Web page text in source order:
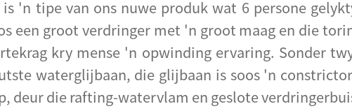
'n tipe van ons nuwe produk wat 6 persone
een groot verdringer met 'n groot maag en die
kry mense 'n opwinding ervaring. Sonder
waterglijbaan, die glijbaan is soos 'n
deur die rafting-watervlam en geslote